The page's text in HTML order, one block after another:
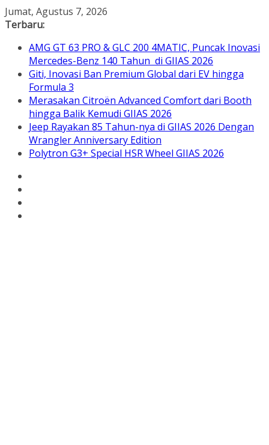
Skip
to
Jumat, Agustus 7, 2026
Terbaru:
AMG GT 63 PRO & GLC 200 4MATIC, Puncak Inovasi
Mercedes-Benz 140 Tahun di GIIAS 2026
Giti, Inovasi Ban Premium Global dari EV hingga
Formula 3
Merasakan Citroën Advanced Comfort dari Booth
hingga Balik Kemudi GIIAS 2026
Jeep Rayakan 85 Tahun-nya di GIIAS 2026 Dengan
Wrangler Anniversary Edition
Polytron G3+ Special HSR Wheel GIIAS 2026